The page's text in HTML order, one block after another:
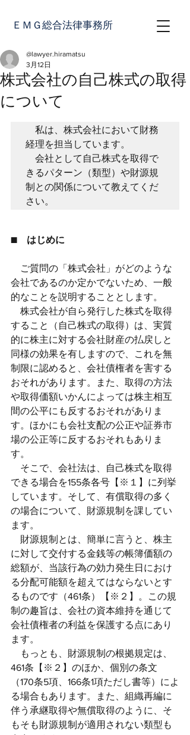
ＥＭＧ総合法律事務所
株式会社の自己株式の取得
について
@lawyer.hiramatsu
3月12日
私は、株式会社において財務
経理を担当しています。
会社として自己株式を取得で
きるパターン（類型）や財源規
制との関係について教えてくだ
さい。
■　はじめに
ご質問の「株式会社」がどのような
会社であるのか定かでないため、一般
的なことを説明することとします。
株式会社が自ら発行した株式を取得
すること（自己株式の取得）は、実質
的に株主に対する会社財産の払戻しと
同様の効果を有しますので、これを無
制限に認めると、会社債権者を害する
おそれがあります。また、取得の方法
や取得価額いかんによっては株主相互
間の公平にも反するおそれがありま
す。ほかにも会社支配の公正や証券市
場の公正等に反するおそれもありま
す。
そこで、会社法は、自己株式を取得
できる場合を155条各号【※１】に列挙
しています。そして、有償取得の多く
の場合について、財源規制を課してい
ます。
財源規制とは、簡単に言うと、株主
に対して交付する金銭等の帳簿価額の
総額が、当該行為の効力発生日におけ
る分配可能額を超えてはならないとす
るものです（461条）【※２】。この規
制の趣旨は、会社の資本維持を通じて
会社債権者の利益を保護する点にあり
ます。
もっとも、財源規制の根拠規定は、
461条【※２】のほか、個別の条文
（170条5項、166条1項ただし書等）によ
る場合もあります。また、組織再編に
伴う承継取得や無償取得のように、そ
もそも財源規制が適用されない類型も